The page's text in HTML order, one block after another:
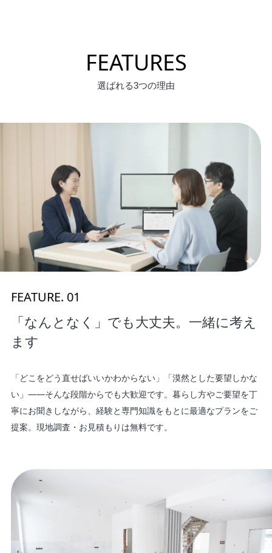
FEATURES
選ばれる3つの理由
FEATURE. 01
「なんとなく」でも大丈夫。一緒に考え
ます
「どこをどう直せばいいかわからない」「漠然とした要望しかな
い」——そんな段階からでも大歓迎です。暮らし方やご要望を丁
寧にお聞きしながら、経験と専門知識をもとに最適なプランをご
提案。現地調査・お見積もりは無料です。